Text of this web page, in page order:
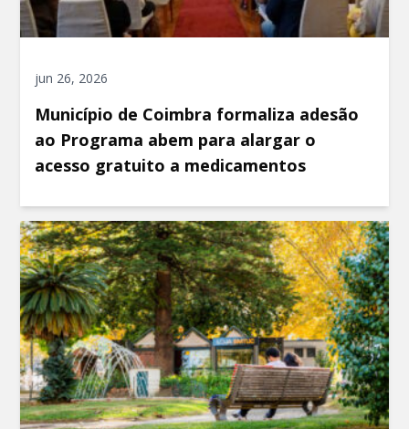
jun 26, 2026
Município de Coimbra formaliza adesão
ao Programa abem para alargar o
acesso gratuito a medicamentos